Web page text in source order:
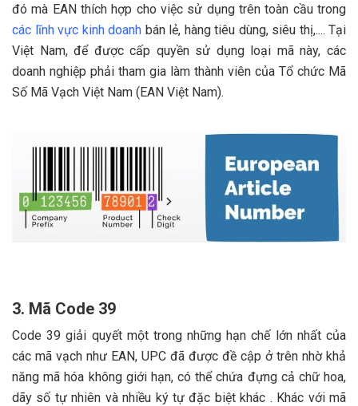
đó mà EAN thích hợp cho việc sử dụng trên toàn cầu trong
các lĩnh vực kinh doanh bán lẻ, hàng tiêu dùng, siêu thị,.... Tại
Việt Nam, để được cấp quyền sử dụng loại mã này, các
doanh nghiệp phải tham gia làm thành viên của Tổ chức Mã
Số Mã Vạch Việt Nam (EAN Việt Nam).
3. Mã Code 39
Code 39 giải quyết một trong những hạn chế lớn nhất của
các mã vạch như EAN, UPC đã được đề cập ở trên nhờ khả
năng mã hóa không giới hạn, có thể chứa đựng cả chữ hoa,
dãy số tự nhiên và nhiều ký tự đặc biệt khác . Khác với mã